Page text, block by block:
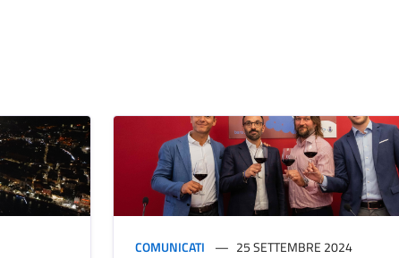
COMUNICATI 25 SETTEMBRE 2024